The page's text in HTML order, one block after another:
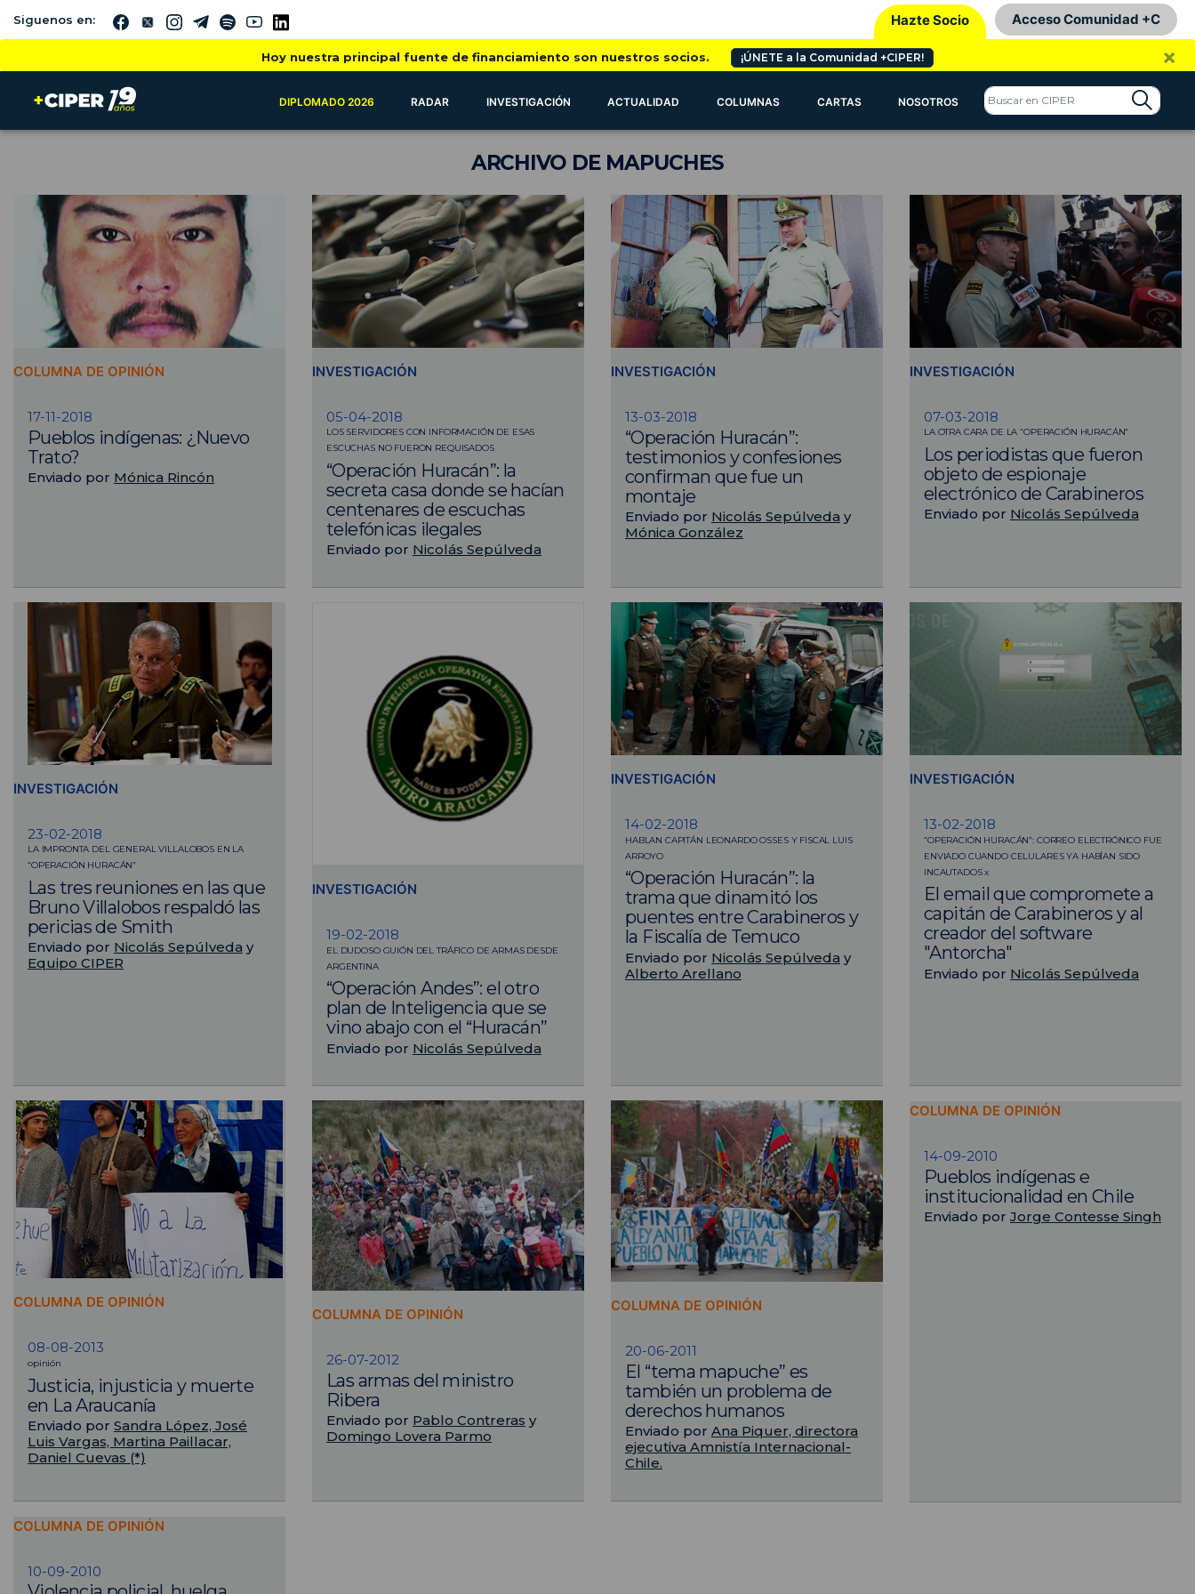
Siguenos en: Hazte Socio Acceso Comunidad +C
Hoy nuestra principal fuente de financiamiento son nuestros socios. ¡ÚNETE a la Comunidad +CIPER! ×
DIPLOMADO 2026 RADAR INVESTIGACIÓN ACTUALIDAD COLUMNAS CARTAS NOSOTROS
ARCHIVODE MAPUCHES
COLUMNA DE OPINIÓN
17-11-2018
Pueblos indígenas: ¿Nuevo
Trato?
Enviado por Mónica Rincón
INVESTIGACIÓN
05-04-2018
LOS SERVIDORES CON INFORMACIÓN DE ESAS
ESCUCHAS NO FUERON REQUISADOS
“Operación Huracán”: la
secreta casa donde se hacían
centenares de escuchas
telefónicas ilegales
Enviado por Nicolás Sepúlveda
INVESTIGACIÓN
13-03-2018
“Operación Huracán”:
testimonios y confesiones
confirman que fue un
montaje
Enviado por Nicolás Sepúlveda y
Mónica González
INVESTIGACIÓN
07-03-2018
LA OTRA CARA DE LA “OPERACIÓN HURACÁN”
Los periodistas que fueron
objeto de espionaje
electrónico de Carabineros
Enviado por Nicolás Sepúlveda
INVESTIGACIÓN
23-02-2018
LA IMPRONTA DEL GENERAL VILLALOBOS EN LA
“OPERACIÓN HURACÁN”
Las tres reuniones en las que
Bruno Villalobos respaldó las
pericias de Smith
Enviado por Nicolás Sepúlveda y
Equipo CIPER
INVESTIGACIÓN
19-02-2018
EL DUDOSO GUIÓN DEL TRÁFICO DE ARMAS DESDE
ARGENTINA
“Operación Andes”: el otro
plan de Inteligencia que se
vino abajo con el “Huracán”
Enviado por Nicolás Sepúlveda
INVESTIGACIÓN
14-02-2018
HABLAN CAPITÁN LEONARDO OSSES Y FISCAL LUIS
ARROYO
“Operación Huracán”: la
trama que dinamitó los
puentes entre Carabineros y
la Fiscalía de Temuco
Enviado por Nicolás Sepúlveda y
Alberto Arellano
INVESTIGACIÓN
13-02-2018
“OPERACIÓN HURACÁN”: CORREO ELECTRÓNICO FUE
ENVIADO CUANDO CELULARES YA HABÍAN SIDO
INCAUTADOS x
El email que compromete a
capitán de Carabineros y al
creador del software
"Antorcha"
Enviado por Nicolás Sepúlveda
COLUMNA DE OPINIÓN
08-08-2013
opinión
Justicia, injusticia y muerte
en La Araucanía
Enviado por Sandra López, José
Luis Vargas, Martina Paillacar,
Daniel Cuevas (*)
COLUMNA DE OPINIÓN
26-07-2012
Las armas del ministro
Ribera
Enviado por Pablo Contreras y
Domingo Lovera Parmo
COLUMNA DE OPINIÓN
20-06-2011
El “tema mapuche” es
también un problema de
derechos humanos
Enviado por Ana Piquer, directora
ejecutiva Amnistía Internacional-
Chile.
COLUMNA DE OPINIÓN
14-09-2010
Pueblos indígenas e
institucionalidad en Chile
Enviado por Jorge Contesse Singh
COLUMNA DE OPINIÓN
10-09-2010